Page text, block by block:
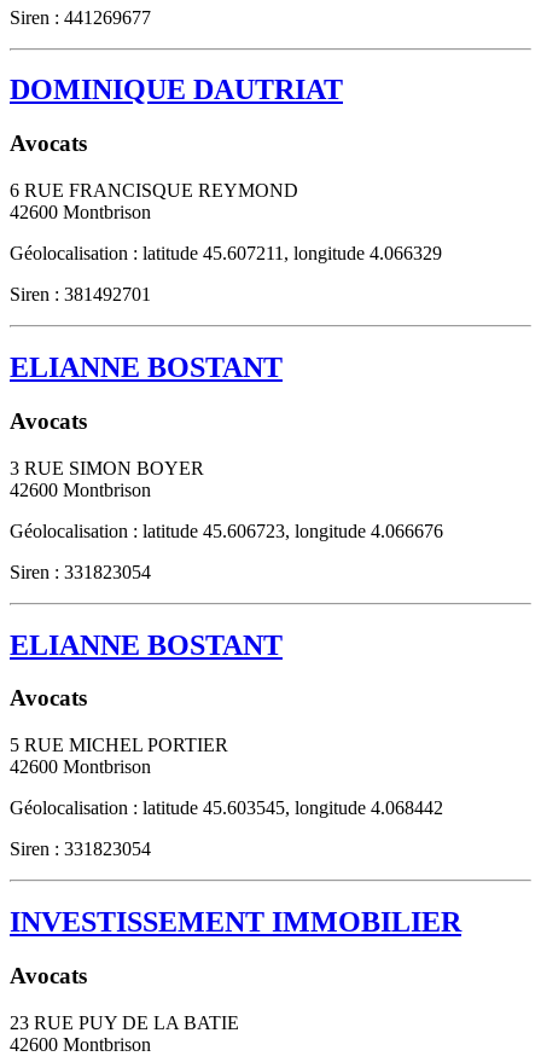
Siren : 441269677
DOMINIQUE DAUTRIAT
Avocats
6 RUE FRANCISQUE REYMOND
42600 Montbrison
Géolocalisation : latitude 45.607211, longitude 4.066329
Siren : 381492701
ELIANNE BOSTANT
Avocats
3 RUE SIMON BOYER
42600 Montbrison
Géolocalisation : latitude 45.606723, longitude 4.066676
Siren : 331823054
ELIANNE BOSTANT
Avocats
5 RUE MICHEL PORTIER
42600 Montbrison
Géolocalisation : latitude 45.603545, longitude 4.068442
Siren : 331823054
INVESTISSEMENT IMMOBILIER
Avocats
23 RUE PUY DE LA BATIE
42600 Montbrison